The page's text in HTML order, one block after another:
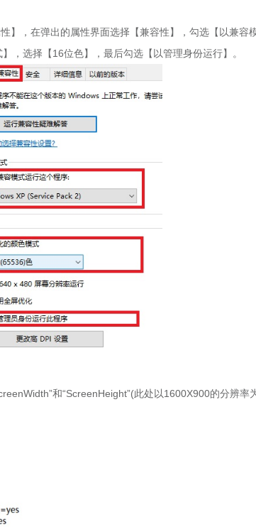
】，在弹出的属性界面选择【兼容性】，勾选【以兼容
，选择【16位色】，最后勾选【以管理身份运行】。
和“ScreenHeight”(此处以1600X900的分辨率